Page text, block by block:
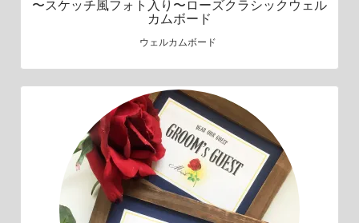
〜スケッチ風フォト入り〜ローズクラシックウェル
カムボード
ウェルカムボード